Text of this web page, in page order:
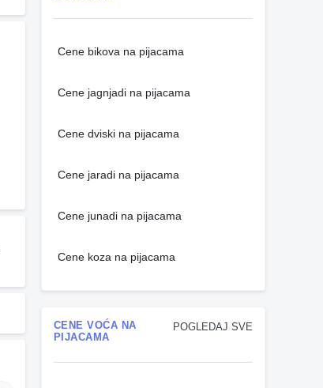
Cene bikova na pijacama
Cene jagnjadi na pijacama
Cene dviski na pijacama
Cene jaradi na pijacama
Cene junadi na pijacama
Cene koza na pijacama
POGLEDAJ SVE
CENE VOĆA NA
PIJACAMA